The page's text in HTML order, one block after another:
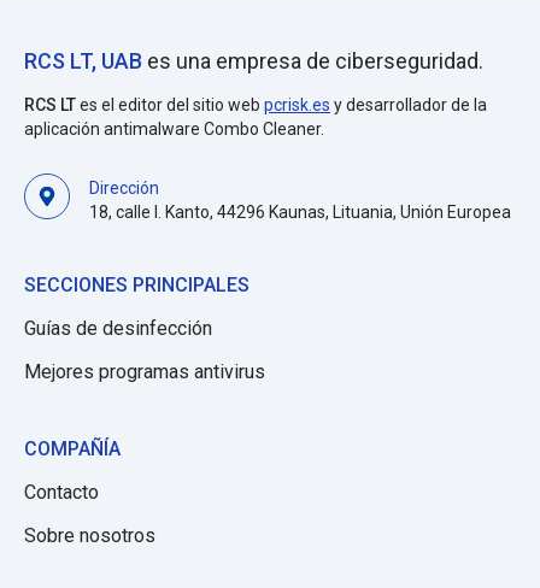
RCS LT, UAB es una empresa de ciberseguridad.
RCS LTes el editor del sitio web pcrisk.es y desarrollador de la
aplicación antimalware Combo Cleaner.
Dirección
18, calle I. Kanto, 44296 Kaunas, Lituania, Unión Europea
SECCIONES PRINCIPALES
Guías de desinfección
Mejores programas antivirus
COMPAÑÍA
Contacto
Sobre nosotros